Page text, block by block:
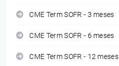
CME Term SOFR - 3 meses
CME Term SOFR - 6 meses
CME Term SOFR - 12 meses